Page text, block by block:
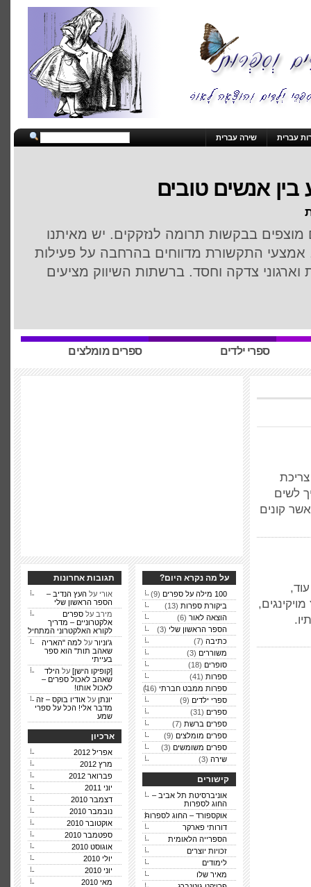
עברית שירה עברית
אנשים טובים
מוצפים בבקשות תרומה לנזקקים. יש מאיתנו
התקשורת מדווחים בהרחבה על פעילות
צדקה וחסד. ברשתות השיווק מציעים
ספרי ילדים ספרים מומלצים
לשים
קונים
על מה נקרא היום?
100 מילה על ספרים
(9)
ביקורת ספרות (13)
הוצאה לאור (6)
הספר הראשון שלי (3)
כתיבה (7)
משוררים (3)
סופרים (18)
ספרות (41)
ספרות ממבט חברתי (16)
ספרי ילדים (9)
ספרים (31)
ספרים ברשת (7)
ספרים מומלצים (9)
ספרים משומשים (3)
שירה (3)
קישורים
אוניברסיטת תל אביב –
החוג לספרות
אוקספורד – החוג לספרות
דורותי פארקר
הספרייה הלאומית
זכויות יוצרים
לימודים
מאיר שלו
תגובות אחרונות
אורי על העץ הנדיב –
הספר הראשון שלי
מירב על ספרים
אלקטרוניים – מדריך
לקורא האלקטרוני המתחיל
ג'וניור על למה "האריה
שאהב תות" הוא ספר
בעייתי
[קופיקו הישן] על הילד
שאהב לאכול ספרים –
לאכול אותו!
יונתן על אודיו בוקס – זה
מדבר אלי! הכל על ספרי
שמע
ארכיון
אפריל 2012
מרץ 2012
פברואר 2012
יוני 2011
דצמבר 2010
נובמבר 2010
אוקטובר 2010
ספטמבר 2010
אוגוסט 2010
יולי 2010
יוני 2010
מאי 2010